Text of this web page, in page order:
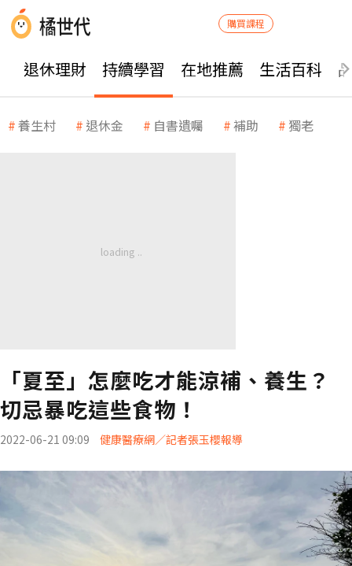
購買課程
退休理財 持續學習 在地推薦 生活百科
養生村 退休金 自書遺囑 補助 獨老
「夏至」怎麼吃才能涼補、養生？
切忌暴吃這些食物！
2022-06-21 09:09 健康醫療網／記者張玉櫻報導